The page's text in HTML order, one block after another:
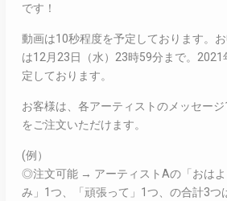
です！
動画は10秒程度を予定しております。
は12月23日（水）23時59分まで。2021
定しております。
お客様は、各アーティストのメッセー
をご注文いただけます。
(例）
◎注文可能 → アーティストAの「おは
み」1つ、「頑張って」1つ、の合計3つ